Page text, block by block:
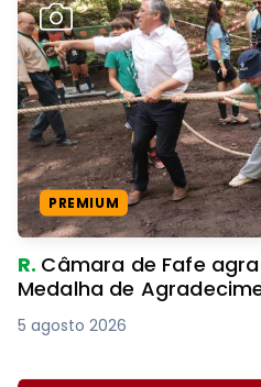
PREMIUM
R. Câmara de Fafe
Medalha de
5 agosto 2026